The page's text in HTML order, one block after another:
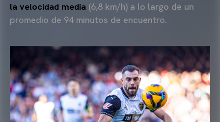
la velocidad media (6,8 km/h) a lo largo de un
promedio de 94 minutos de encuentro.